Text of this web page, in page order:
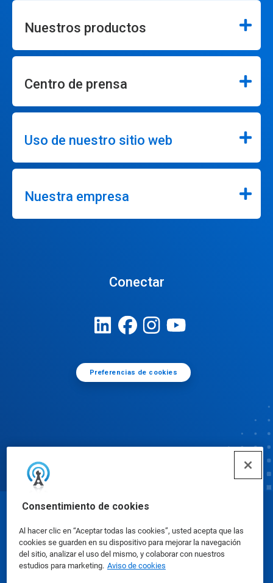
Consentimiento de cookies
Al hacer clic en “Aceptar todas las cookies”, usted acepta que las
cookies se guarden en su dispositivo para mejorar la navegación
del sitio, analizar el uso del mismo, y colaborar con nuestros
estudios para marketing. Aviso de cookies
Nuestros productos
Centro de prensa
Uso de nuestro sitio web
Nuestra empresa
Conectar
Preferencias de cookies
Hojas de datos de seguridad|Política de privacidad
|condiciones de uso